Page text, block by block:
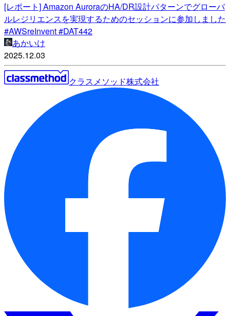
[レポート] Amazon AuroraのHA/DR設計パターンでグローバ
ルレジリエンスを実現するためのセッションに参加しました
#AWSreInvent #DAT442
あかいけ
2025.12.03
クラスメソッド株式会社